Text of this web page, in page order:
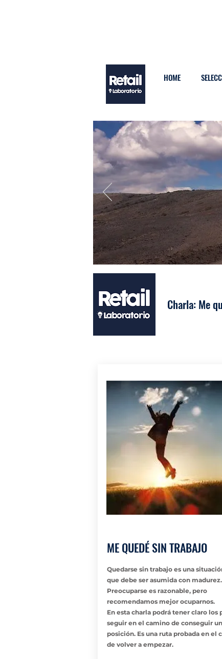
HOME
Charla: Me
ME QUEDÉ SIN TRABAJO
Quedarse sin trabajo es una
que debe ser asumida con madurez.
Preocuparse es razonable, pero
recomendamos mejor ocuparnos.
En esta charla podrá tener claro los
seguir en el camino de conseguir
posición. Es una ruta probada en el
de volver a empezar.